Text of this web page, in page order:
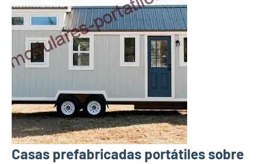
Casas prefabricadas portátiles sobre